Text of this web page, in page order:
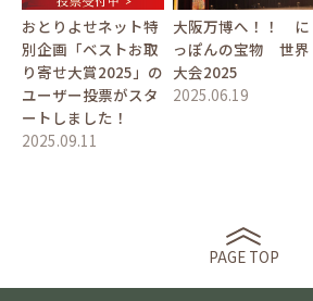
おとりよせネット特
別企画「ベストお取
り寄せ大賞2025」の
ユーザー投票がスタ
ートしました！
2025.09.11
大阪万博へ！！ に
っぽんの宝物 世界
大会2025
2025.06.19
PAGE TOP